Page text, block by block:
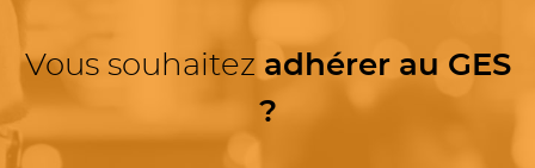
Vous souhaitez adhérer au GES
?